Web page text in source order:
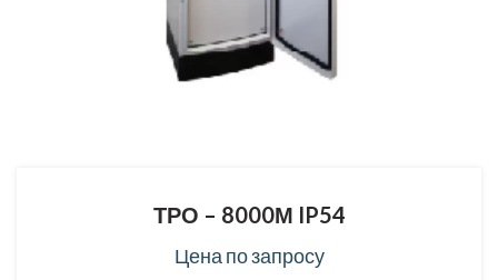
ТРО – 8000М IP54
Цена по запросу